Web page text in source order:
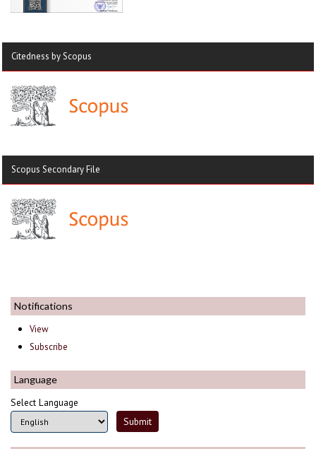
Citedness by Scopus
Scopus Secondary File
Notifications
View
Subscribe
Language
Select Language